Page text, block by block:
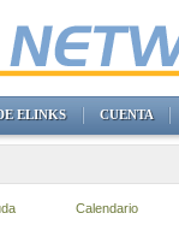
ELINKS CUENTA
Calendario